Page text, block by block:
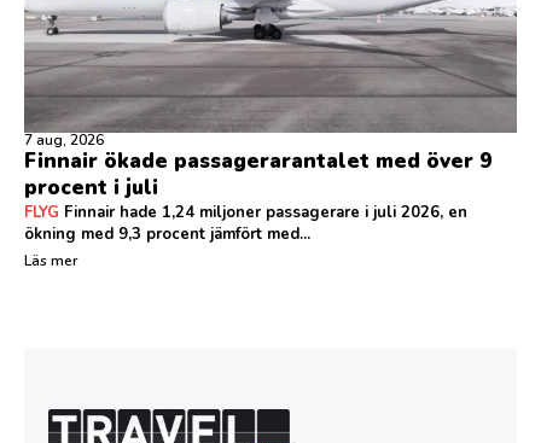
7 aug, 2026
Finnair ökade passagerarantalet med över 9
procent i juli
FLYG Finnair hade 1,24 miljoner passagerare i juli 2026, en
ökning med 9,3 procent jämfört med...
Läs mer